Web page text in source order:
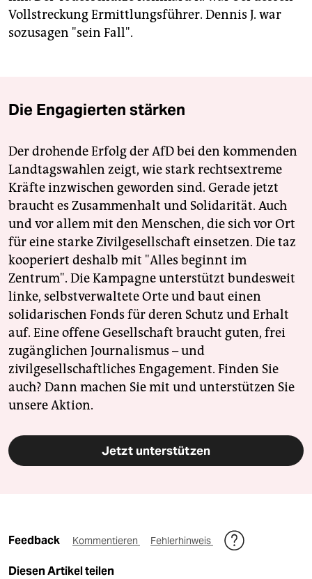
Vollstreckung Ermittlungsführer. Dennis J. war
sozusagen "sein Fall".
Die Engagierten stärken
Der drohende Erfolg der AfD bei den kommenden
Landtagswahlen zeigt, wie stark rechtsextreme
Kräfte inzwischen geworden sind. Gerade jetzt
braucht es Zusammenhalt und Solidarität. Auch
und vor allem mit den Menschen, die sich vor Ort
für eine starke Zivilgesellschaft einsetzen. Die taz
kooperiert deshalb mit "Alles beginnt im
Zentrum". Die Kampagne unterstützt bundesweit
linke, selbstverwaltete Orte und baut einen
solidarischen Fonds für deren Schutz und Erhalt
auf. Eine offene Gesellschaft braucht guten, frei
zugänglichen Journalismus – und
zivilgesellschaftliches Engagement. Finden Sie
auch? Dann machen Sie mit und unterstützen Sie
unsere Aktion.
Jetzt unterstützen
Feedback Kommentieren Fehlerhinweis
Diesen Artikel teilen